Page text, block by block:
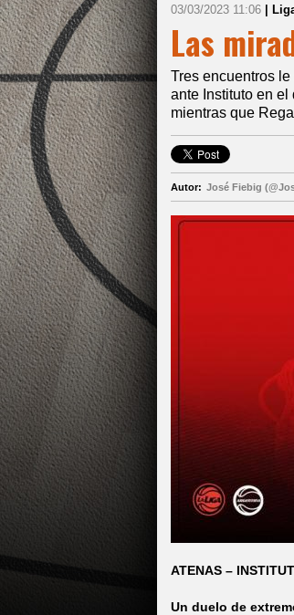
03/03/2023 11:06 |
Las
Tres encuentros
ante Instituto en
mientras que
Autor: José Fiebig
ATENAS –
Un duelo de